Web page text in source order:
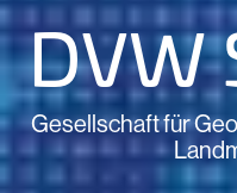
DVW
Gesellschaft für